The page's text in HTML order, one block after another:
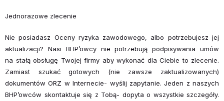
Jednorazowe zlecenie
Nie posiadasz Oceny ryzyka zawodowego, albo potrzebujesz jej
aktualizacji? Nasi BHP’owcy nie potrzebują podpisywania umów
na stałą obsługę Twojej firmy aby wykonać dla Ciebie to zlecenie.
Zamiast szukać gotowych (nie zawsze zaktualizowanych)
dokumentów ORZ w Internecie- wyślij zapytanie. Jeden z naszych
BHP’owców skontaktuje się z Tobą- dopyta o wszystkie szczegóły.